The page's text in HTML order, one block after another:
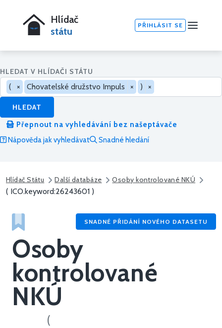
Hlídač
státu
PŘIHLÁSIT SE
HLEDAT V HLÍDAČI STÁTU
( × Chovatelské družstvo Impuls × ) ×
HLEDAT
Přepnout na vyhledávání bez našeptávače
Nápověda jak vyhledávat
Snadné hledání
Hlídač Státu Další databáze Osoby kontrolované NKÚ
( ICO.keyword:26243601 )
SNADNÉ PŘIDÁNÍ NOVÉHO DATASETU
Osoby
kontrolované
NKÚ
(